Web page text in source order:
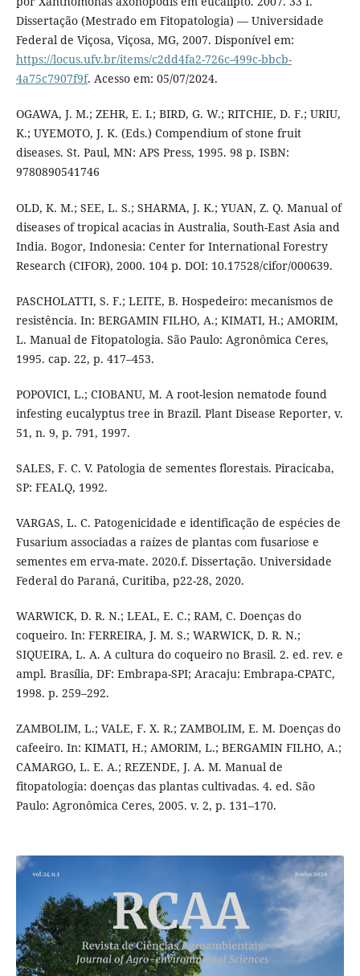
Dissertação (Mestrado em Fitopatologia) — Universidade
Federal de Viçosa, Viçosa, MG, 2007. Disponível em:
https://locus.ufv.br/items/c2dd4fa2-726c-499c-bbcb-
4a75c7907f9f. Acesso em: 05/07/2024.
OGAWA, J. M.; ZEHR, E. I.; BIRD, G. W.; RITCHIE, D. F.; URIU,
K.; UYEMOTO, J. K. (Eds.) Compendium of stone fruit
diseases. St. Paul, MN: APS Press, 1995. 98 p. ISBN:
9780890541746
OLD, K. M.; SEE, L. S.; SHARMA, J. K.; YUAN, Z. Q. Manual of
diseases of tropical acacias in Australia, South-East Asia and
India. Bogor, Indonesia: Center for International Forestry
Research (CIFOR), 2000. 104 p. DOI: 10.17528/cifor/000639.
PASCHOLATTI, S. F.; LEITE, B. Hospedeiro: mecanismos de
resistência. In: BERGAMIN FILHO, A.; KIMATI, H.; AMORIM,
L. Manual de Fitopatologia. São Paulo: Agronômica Ceres,
1995. cap. 22, p. 417–453.
POPOVICI, L.; CIOBANU, M. A root-lesion nematode found
infesting eucalyptus tree in Brazil. Plant Disease Reporter, v.
51, n. 9, p. 791, 1997.
SALES, F. C. V. Patologia de sementes florestais. Piracicaba,
SP: FEALQ, 1992.
VARGAS, L. C. Patogenicidade e identificação de espécies de
Fusarium associadas a raízes de plantas com fusariose e
sementes em erva-mate. 2020.f. Dissertação. Universidade
Federal do Paraná, Curitiba, p22-28, 2020.
WARWICK, D. R. N.; LEAL, E. C.; RAM, C. Doenças do
coqueiro. In: FERREIRA, J. M. S.; WARWICK, D. R. N.;
SIQUEIRA, L. A. A cultura do coqueiro no Brasil. 2. ed. rev. e
ampl. Brasília, DF: Embrapa-SPI; Aracaju: Embrapa-CPATC,
1998. p. 259–292.
ZAMBOLIM, L.; VALE, F. X. R.; ZAMBOLIM, E. M. Doenças do
cafeeiro. In: KIMATI, H.; AMORIM, L.; BERGAMIN FILHO, A.;
CAMARGO, L. E. A.; REZENDE, J. A. M. Manual de
fitopatologia: doenças das plantas cultivadas. 4. ed. São
Paulo: Agronômica Ceres, 2005. v. 2, p. 131–170.